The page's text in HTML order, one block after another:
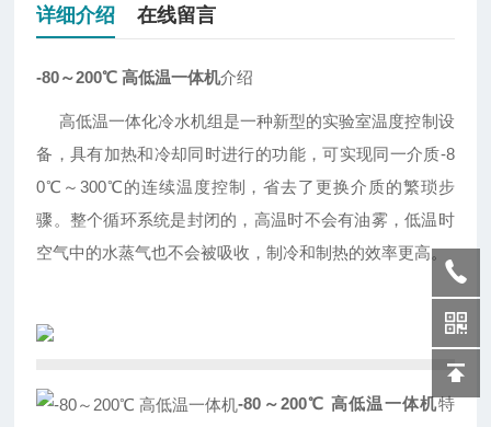
详细介绍 在线留言
-80～200℃ 高低温一体机介绍
高低温一体化冷水机组是一种新型的实验室温度控制设
备，具有加热和冷却同时进行的功能，可实现同一介质-8
0℃～300℃的连续温度控制，省去了更换介质的繁琐步
骤。整个循环系统是封闭的，高温时不会有油雾，低温时
空气中的水蒸气也不会被吸收，制冷和制热的效率更高。
-80～200℃ 高低温一体机特